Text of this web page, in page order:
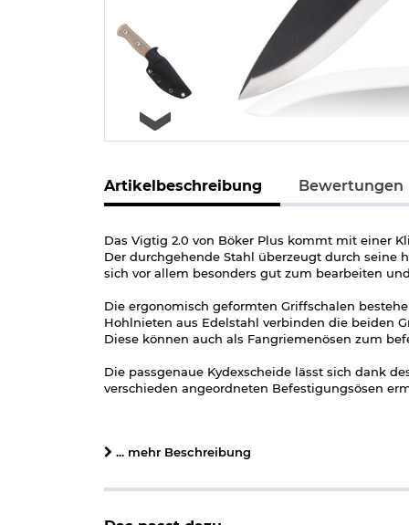
Artikelbeschreibung Bewertungen
Das Vigtig 2.0 von Böker Plus kommt mit einer
Der durchgehende Stahl überzeugt durch seine
sich vor allem besonders gut zum bearbeiten
Die ergonomisch geformten Griffschalen
Hohlnieten aus Edelstahl verbinden die beiden
Diese können auch als Fangriemenösen zum
Die passgenaue Kydexscheide lässt sich dank
verschieden angeordneten Befestigungsösen
Böker Plus Outdoormesser Vigtig 2.0 braun
... mehr Beschreibung